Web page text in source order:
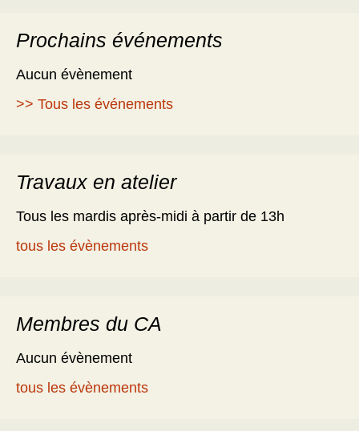
Prochains événements
Aucun évènement
>> Tous les événements
Travaux en atelier
Tous les mardis après-midi à partir de 13h
tous les évènements
Membres du CA
Aucun évènement
tous les évènements